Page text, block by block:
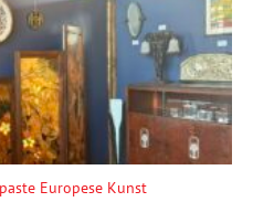
Europese Kunst